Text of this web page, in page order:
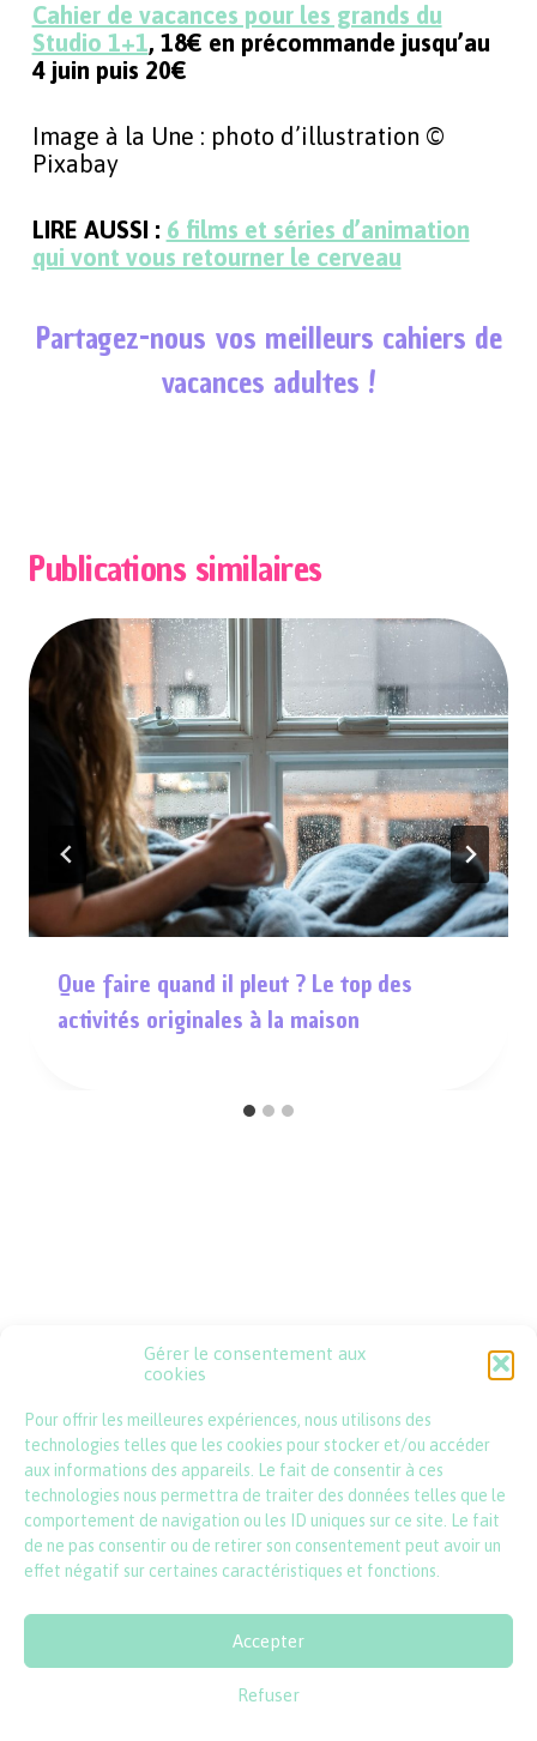
Gérer le consentement aux
cookies
Pour offrir les meilleures expériences, nous utilisons des
technologies telles que les cookies pour stocker et/ou accéder
aux informations des appareils. Le fait de consentir à ces
technologies nous permettra de traiter des données telles que le
comportement de navigation ou les ID uniques sur ce site. Le fait
de ne pas consentir ou de retirer son consentement peut avoir un
effet négatif sur certaines caractéristiques et fonctions.
Accepter
Refuser
Cahier de vacances pour les grands du
Studio 1+1, 18€ en précommande jusqu’au
4 juin puis 20€
Image à la Une : photo d’illustration ©
Pixabay
LIRE AUSSI : 6 films et séries d’animation
qui vont vous retourner le cerveau
Partagez-nous vos meilleurs cahiers de
vacances adultes !
Publications similaires
Que faire quand il pleut ? Le top des
activités originales à la maison
contact@lincartadefrance.com
© 2026 l'incartade - tous droits réservés